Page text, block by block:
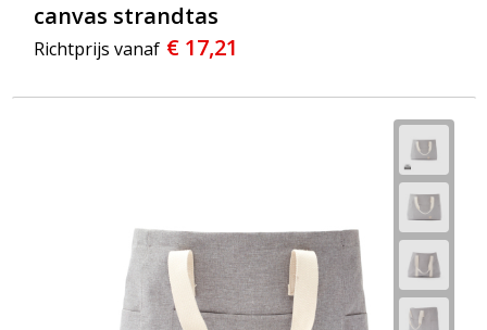
canvas strandtas
Richtprijs vanaf € 17,21